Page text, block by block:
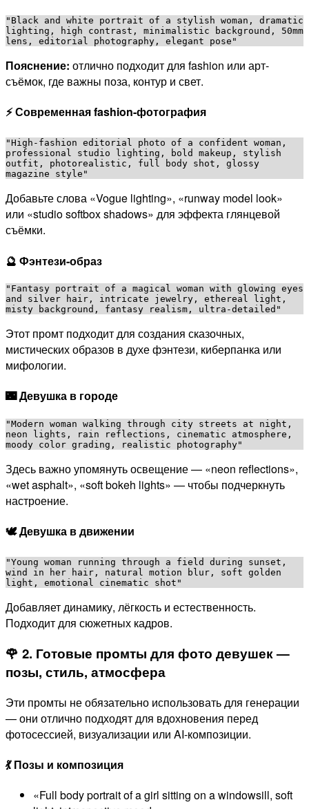
"Black and white portrait of a stylish woman, dramatic
lighting, high contrast, minimalistic background, 50mm
Пояснение: отлично подходит для fashion или арт-
съёмок, где важны поза, контур и свет.
⚡ Современная fashion-фотография
"High-fashion editorial photo of a confident woman,
professional studio lighting, bold makeup, stylish
outfit, photorealistic, full body shot, glossy
Добавьте слова «Vogue lighting», «runway model look»
или «studio softbox shadows» для эффекта глянцевой
съёмки.
🔮 Фэнтези-образ
"Fantasy portrait of a magical woman with glowing eyes
and silver hair, intricate jewelry, ethereal light,
Этот промт подходит для создания сказочных,
мистических образов в духе фэнтези, киберпанка или
мифологии.
🌃 Девушка в городе
"Modern woman walking through city streets at night,
neon lights, rain reflections, cinematic atmosphere,
Здесь важно упомянуть освещение — «neon reflections»,
«wet asphalt», «soft bokeh lights» — чтобы подчеркнуть
настроение.
🕊️ Девушка в движении
"Young woman running through a field during sunset,
wind in her hair, natural motion blur, soft golden
Добавляет динамику, лёгкость и естественность.
Подходит для сюжетных кадров.
🌹 2. Готовые промты для фото девушек —
позы, стиль, атмосфера
Эти промты не обязательно использовать для генерации
— они отлично подходят для вдохновения перед
фотосессией, визуализации или AI-композиции.
💃 Позы и композиция
«Full body portrait of a girl sitting on a windowsill, soft